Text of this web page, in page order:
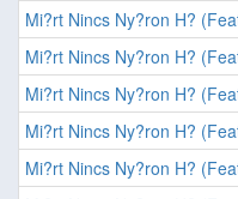
Mi?rt Nincs Ny?ron H?
Mi?rt Nincs Ny?ron H?
Mi?rt Nincs Ny?ron H?
Mi?rt Nincs Ny?ron H?
Mi?rt Nincs Ny?ron H?